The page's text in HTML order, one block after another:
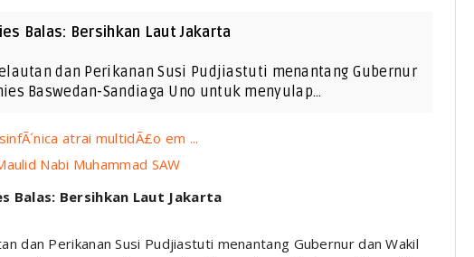
Balas: Bersihkan Laut Jakarta
dan Perikanan Susi Pudjiastuti menantang Gubernur
Baswedan-Sandiaga Uno untuk menyulap…
atrai multidÃ£o em ...
Nabi Muhammad SAW
Balas: Bersihkan Laut Jakarta
dan Perikanan Susi Pudjiastuti menantang Gubernur dan Wakil